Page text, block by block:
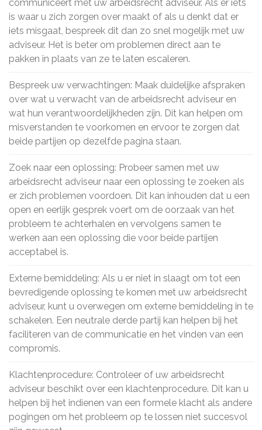
communiceert met uw arbeidsrecht adviseur. Als er iets
is waar u zich zorgen over maakt of als u denkt dat er
iets misgaat, bespreek dit dan zo snel mogelijk met uw
adviseur. Het is beter om problemen direct aan te
pakken in plaats van ze te laten escaleren.
Bespreek uw verwachtingen: Maak duidelijke afspraken
over wat u verwacht van de arbeidsrecht adviseur en
wat hun verantwoordelijkheden zijn. Dit kan helpen om
misverstanden te voorkomen en ervoor te zorgen dat
beide partijen op dezelfde pagina staan.
Zoek naar een oplossing: Probeer samen met uw
arbeidsrecht adviseur naar een oplossing te zoeken als
er zich problemen voordoen. Dit kan inhouden dat u een
open en eerlijk gesprek voert om de oorzaak van het
probleem te achterhalen en vervolgens samen te
werken aan een oplossing die voor beide partijen
acceptabel is.
Externe bemiddeling: Als u er niet in slaagt om tot een
bevredigende oplossing te komen met uw arbeidsrecht
adviseur, kunt u overwegen om externe bemiddeling in te
schakelen. Een neutrale derde partij kan helpen bij het
faciliteren van de communicatie en het vinden van een
compromis.
Klachtenprocedure: Controleer of uw arbeidsrecht
adviseur beschikt over een klachtenprocedure. Dit kan u
helpen bij het indienen van een formele klacht als andere
pogingen om het probleem op te lossen niet succesvol